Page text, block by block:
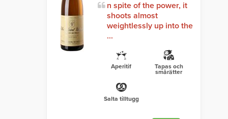
n spite of the power, it
shoots almost
weightlessly up into the
...
Aperitif Tapas och
smårätter
Salta tilltugg